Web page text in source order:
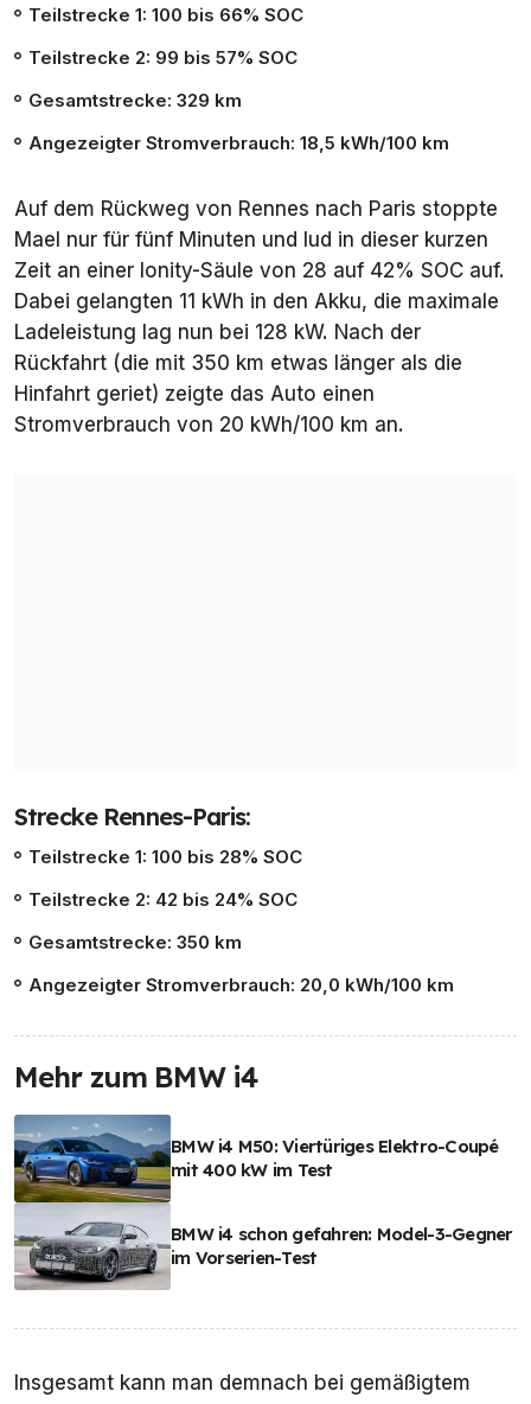
Teilstrecke 1: 100 bis 66% SOC
Teilstrecke 2: 99 bis 57% SOC
Gesamtstrecke: 329 km
Angezeigter Stromverbrauch: 18,5 kWh/100 km
Auf dem Rückweg von Rennes nach Paris stoppte
Mael nur für fünf Minuten und lud in dieser kurzen
Zeit an einer Ionity-Säule von 28 auf 42% SOC auf.
Dabei gelangten 11 kWh in den Akku, die maximale
Ladeleistung lag nun bei 128 kW. Nach der
Rückfahrt (die mit 350 km etwas länger als die
Hinfahrt geriet) zeigte das Auto einen
Stromverbrauch von 20 kWh/100 km an.
Strecke Rennes-Paris:
Teilstrecke 1: 100 bis 28% SOC
Teilstrecke 2: 42 bis 24% SOC
Gesamtstrecke: 350 km
Angezeigter Stromverbrauch: 20,0 kWh/100 km
Mehr zum BMW i4
BMW i4 M50: Viertüriges Elektro-Coupé
mit 400 kW im Test
BMW i4 schon gefahren: Model-3-Gegner
im Vorserien-Test
Insgesamt kann man demnach bei gemäßigtem